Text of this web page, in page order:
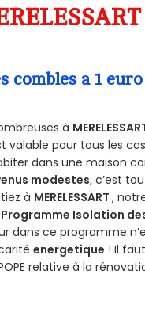
a 1
à
pour tous les
dans une maison
modestes, c’est
à MERELESSART,
Programme Isolation
dans ce programme
energetique ! Il
relative à la